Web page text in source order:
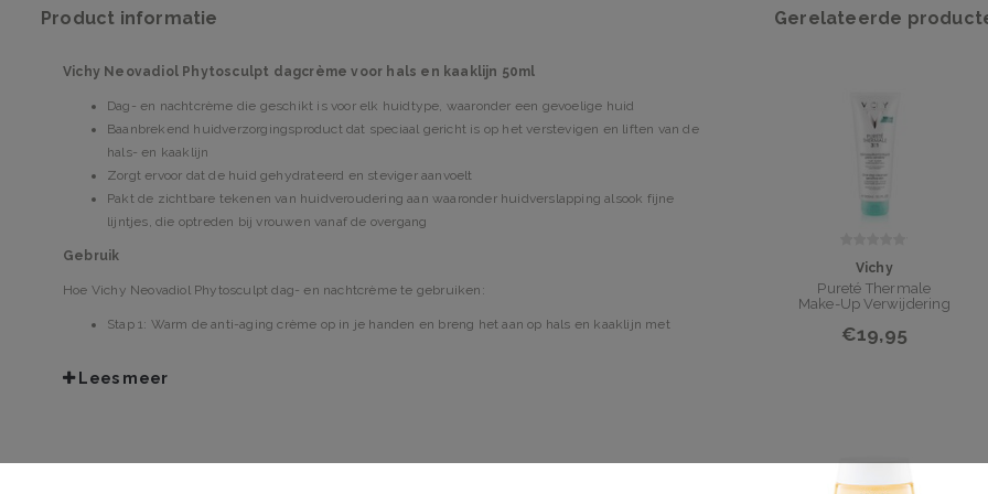
Product informatie
Vichy Neovadiol Phytosculpt dagcrème voor hals en kaaklijn 50ml
Dag- en nachtcrème die geschikt is voor elk huidtype, waaronder een gevoelige huid
Baanbrekend huidverzorgingsproduct dat speciaal gericht is op het verstevigen en liften van de
hals- en kaaklijn
Zorgt ervoor dat de huid gehydrateerd en steviger aanvoelt
Pakt de zichtbare tekenen van huidveroudering aan waaronder huidverslapping alsook fijne
lijntjes, die optreden bij vrouwen vanaf de overgang
Gebruik
Hoe Vichy Neovadiol Phytosculpt dag- en nachtcrème te gebruiken:
Stap 1: Warm de anti-aging crème op in je handen en breng het aan op hals en kaaklijn met
Stap 4: Herhaal deze routine desgewenst ’s avonds.
Lees meer
Gerelateerde
Vichy
Pureté Thermale
Make-Up Verwijdering
€19,95